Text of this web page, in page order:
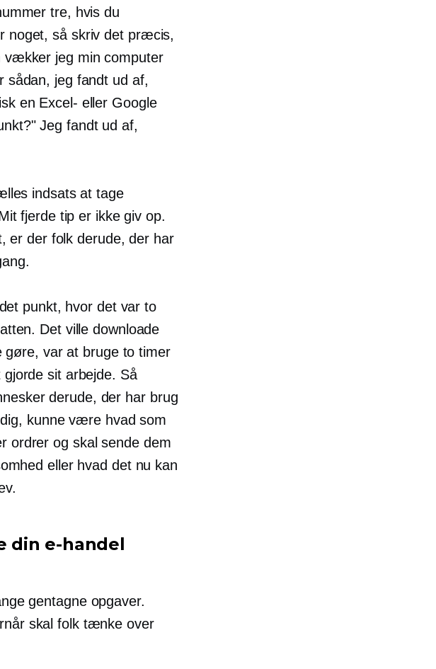
tre, hvis du
noget, så skriv det præcis,
vækker jeg min computer
sådan, jeg fandt ud af,
en Excel- eller Google
Jeg fandt ud af,
indsats at tage
fjerde tip er ikke giv op.
er der folk derude, der har
punkt, hvor det var to
Det ville downloade
gøre, var at bruge to timer
sit arbejde. Så
derude, der har brug
kunne være hvad som
ordrer og skal sende dem
eller hvad det nu kan
din e-handel
gentagne opgaver.
skal folk tænke over